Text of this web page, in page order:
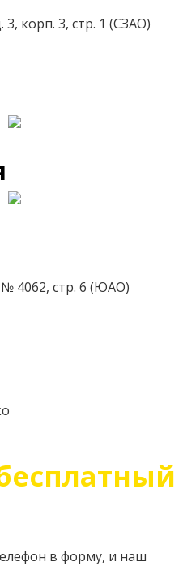
корп. 3, стр. 1 (СЗАО)
4062, стр. 6 (ЮАО)
в форму, и наш